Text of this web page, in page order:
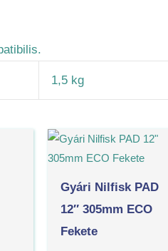
1,5 kg
Gyári Nilfisk PAD
12″ 305mm ECO
Fekete